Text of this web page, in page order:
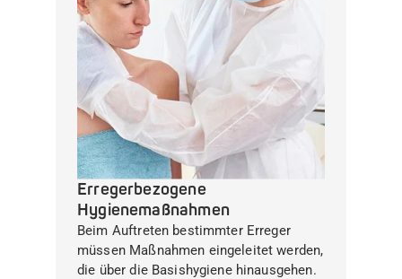
Erregerbezogene
Hygienemaßnahmen
Beim Auftreten bestimmter Erreger
müssen Maßnahmen eingeleitet werden,
die über die Basishygiene hinausgehen.